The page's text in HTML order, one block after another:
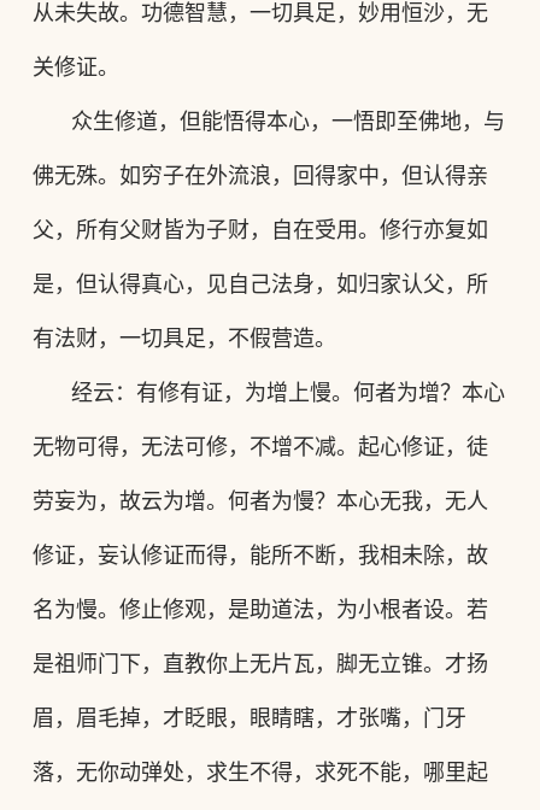
从未失故。功德智慧，一切具足，妙用恒沙，无
关修证。
众生修道，但能悟得本心，一悟即至佛地，与
佛无殊。如穷子在外流浪，回得家中，但认得亲
父，所有父财皆为子财，自在受用。修行亦复如
是，但认得真心，见自己法身，如归家认父，所
有法财，一切具足，不假营造。
经云：有修有证，为增上慢。何者为增？本心
无物可得，无法可修，不增不减。起心修证，徒
劳妄为，故云为增。何者为慢？本心无我，无人
修证，妄认修证而得，能所不断，我相未除，故
名为慢。修止修观，是助道法，为小根者设。若
是祖师门下，直教你上无片瓦，脚无立锥。才扬
眉，眉毛掉，才眨眼，眼睛瞎，才张嘴，门牙
落，无你动弹处，求生不得，求死不能，哪里起